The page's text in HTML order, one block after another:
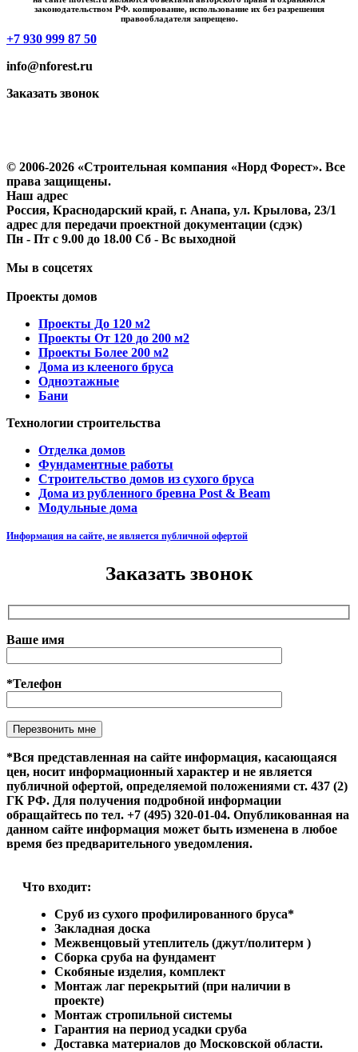
законодательством РФ. копирование, использование их без разрешения
правообладателя запрещено.
+7 930 999 87 50
info@nforest.ru
Заказать звонок
© 2006-2026 «Строительная компания «Норд Форест». Все
права защищены.
Наш адрес
Россия, Краснодарский край, г. Анапа, ул. Крылова, 23/1
адрес для передачи проектной документации (сдэк)
Пн - Пт с 9.00 до 18.00 Сб - Вс выходной
Мы в соцсетях
Проекты домов
Проекты До 120 м2
Проекты От 120 до 200 м2
Проекты Более 200 м2
Дома из клееного бруса
Одноэтажные
Бани
Технологии строительства
Отделка домов
Фундаментные работы
Строительство домов из сухого бруса
Дома из рубленного бревна Post & Beam
Модульные дома
Информация на сайте, не является публичной офертой
Заказать звонок
Ваше имя
*Телефон
Оставьте это поле пустым.
*Вся представленная на сайте информация, касающаяся
цен, носит информационный характер и не является
публичной офертой, определяемой положениями ст. 437 (2)
ГК РФ. Для получения подробной информации
обращайтесь по тел. +7 (495) 320-01-04. Опубликованная на
данном сайте информация может быть изменена в любое
время без предварительного уведомления.
Что входит:
Сруб из сухого профилированного бруса*
Закладная доска
Межвенцовый утеплитель (джут/политерм )
Сборка сруба на фундамент
Скобяные изделия, комплект
Монтаж лаг перекрытий (при наличии в
проекте)
Монтаж стропильной системы
Гарантия на период усадки сруба
Доставка материалов до Московской области.